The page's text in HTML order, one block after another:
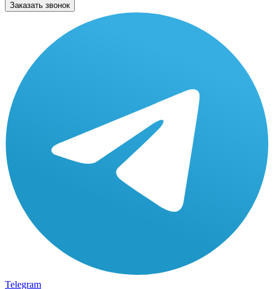
Заказать звонок
Telegram